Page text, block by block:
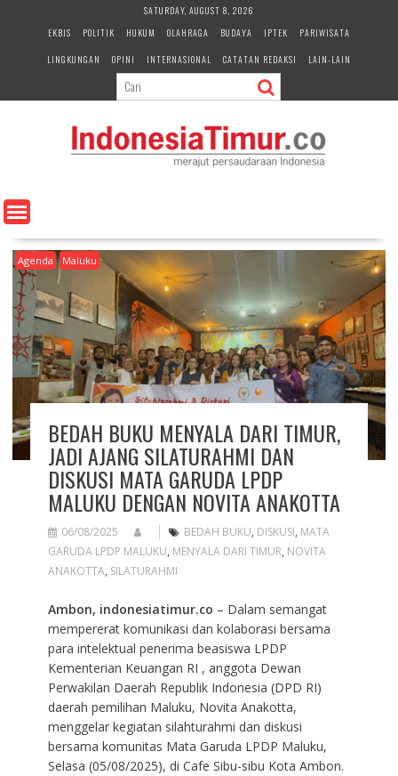
e
n
SATURDAY, AUGUST 8, 2026
EKBIS
POLITIK HUKUM OLAHRAGA BUDAYA IPTEK
PARIWISATA
LINGKUNGAN
OPINI INTERNASIONAL CATATAN REDAKSI LAIN-LAIN
Agenda Maluku
BEDAH BUKU MENYALA DARI TIMUR,
JADI AJANG SILATURAHMI DAN
DISKUSI MATA GARUDA LPDP
MALUKU DENGAN NOVITA ANAKOTTA
06/08/2025 BEDAH BUKU, DISKUSI, MATA
GARUDA LPDP MALUKU, MENYALA DARI TIMUR, NOVITA
ANAKOTTA, SILATURAHMI
Ambon, indonesiatimur.co – Dalam semangat
mempererat komunikasi dan kolaborasi bersama
para intelektual penerima beasiswa LPDP
Kementerian Keuangan RI , anggota Dewan
Perwakilan Daerah Republik Indonesia (DPD RI)
daerah pemilihan Maluku, Novita Anakotta,
menggelar kegiatan silahturahmi dan diskusi
bersama komunitas Mata Garuda LPDP Maluku,
Selasa (05/08/2025), di Cafe Sibu-sibu Kota Ambon.